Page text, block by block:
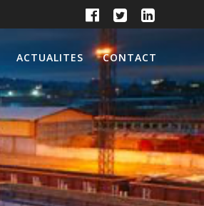
ACTUALITES CONTACT